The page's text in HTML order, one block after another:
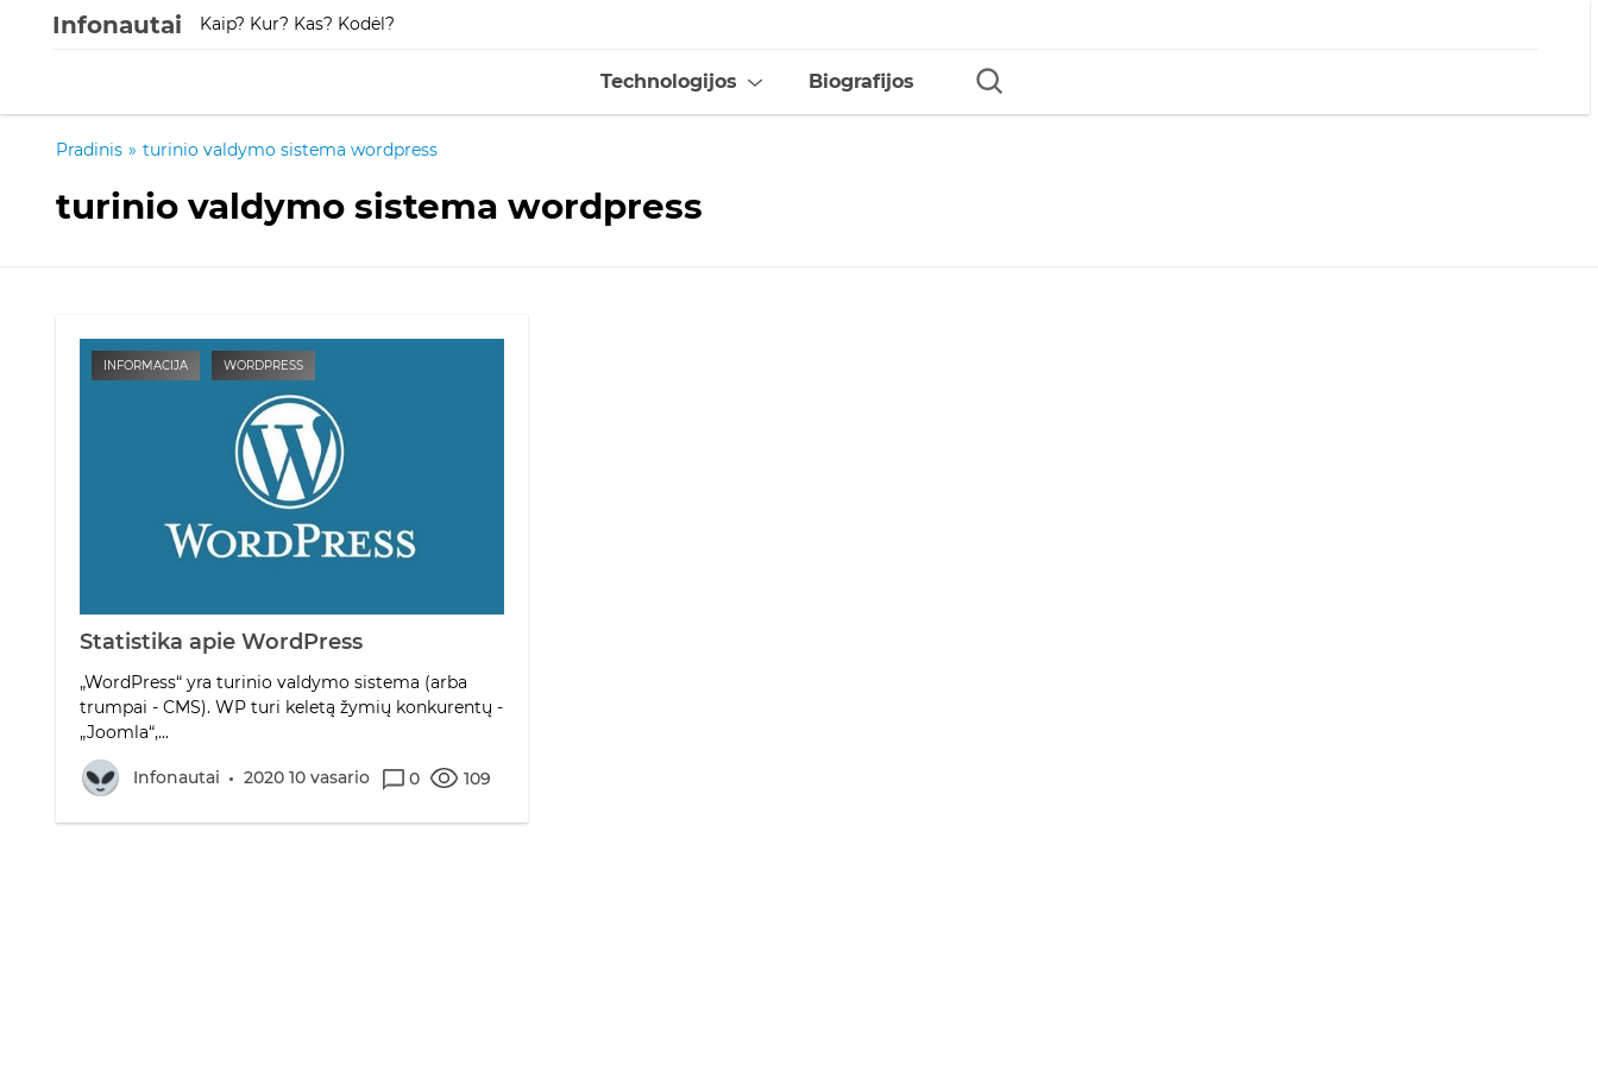
Infonautai Kaip? Kur? Kas? Kodėl?
Technologijos Biografijos
Pradinis » turinio valdymo sistema wordpress
turinio valdymo sistema wordpress
INFORMACIJA WORDPRESS
Statistika apie WordPress
„WordPress“ yra turinio valdymo sistema (arba
trumpai - CMS). WP turi keletą žymių konkurentų -
„Joomla“,...
Infonautai 2020 10 vasario 0 109